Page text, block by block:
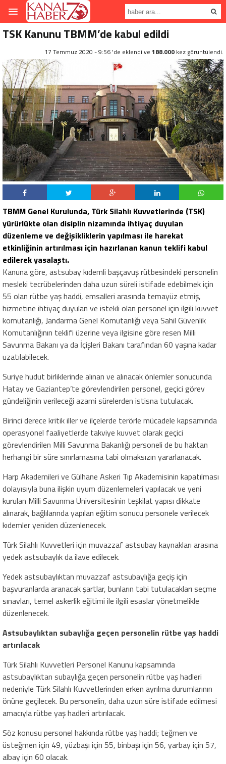
TSK Kanunu TBMM’de kabul edildi
17 Temmuz 2020 - 9:56 'de eklendi ve 188.000 kez görüntülendi.
TBMM Genel Kurulunda, Türk Silahlı Kuvvetlerinde (TSK)
yürürlükte olan disiplin nizamında ihtiyaç duyulan
düzenleme ve değişikliklerin yapılması ile harekat
etkinliğinin artırılması için hazırlanan kanun teklifi kabul
edilerek yasalaştı.
Kanuna göre, astsubay kıdemli başçavuş rütbesindeki personelin
mesleki tecrübelerinden daha uzun süreli istifade edebilmek için
55 olan rütbe yaş haddi, emsalleri arasında temayüz etmiş,
hizmetine ihtiyaç duyulan ve istekli olan personel için ilgili kuvvet
komutanlığı, Jandarma Genel Komutanlığı veya Sahil Güvenlik
Komutanlığının teklifi üzerine veya ilgisine göre resen Milli
Savunma Bakanı ya da İçişleri Bakanı tarafından 60 yaşına kadar
uzatılabilecek.
Suriye hudut birliklerinde alınan ve alınacak önlemler sonucunda
Hatay ve Gaziantep’te görevlendirilen personel, geçici görev
gündeliğinin verileceği azami sürelerden istisna tutulacak.
Birinci derece kritik iller ve ilçelerde terörle mücadele kapsamında
operasyonel faaliyetlerde takviye kuvvet olarak geçici
görevlendirilen Milli Savunma Bakanlığı personeli de bu haktan
herhangi bir süre sınırlamasına tabi olmaksızın yararlanacak.
Harp Akademileri ve Gülhane Askeri Tıp Akademisinin kapatılması
dolayısıyla buna ilişkin uyum düzenlemeleri yapılacak ve yeni
kurulan Milli Savunma Üniversitesinin teşkilat yapısı dikkate
alınarak, bağlılarında yapılan eğitim sonucu personele verilecek
kıdemler yeniden düzenlenecek.
Türk Silahlı Kuvvetleri için muvazzaf astsubay kaynakları arasına
yedek astsubaylık da ilave edilecek.
Yedek astsubaylıktan muvazzaf astsubaylığa geçiş için
başvuranlarda aranacak şartlar, bunların tabi tutulacakları seçme
sınavları, temel askerlik eğitimi ile ilgili esaslar yönetmelikle
düzenlenecek.
Astsubaylıktan subaylığa geçen personelin rütbe yaş haddi
artırılacak
Türk Silahlı Kuvvetleri Personel Kanunu kapsamında
astsubaylıktan subaylığa geçen personelin rütbe yaş hadleri
nedeniyle Türk Silahlı Kuvvetlerinden erken ayrılma durumlarının
önüne geçilecek. Bu personelin, daha uzun süre istifade edilmesi
amacıyla rütbe yaş hadleri artırılacak.
Söz konusu personel hakkında rütbe yaş haddi; teğmen ve
üsteğmen için 49, yüzbaşı için 55, binbaşı için 56, yarbay için 57,
albay için 60 olacak.